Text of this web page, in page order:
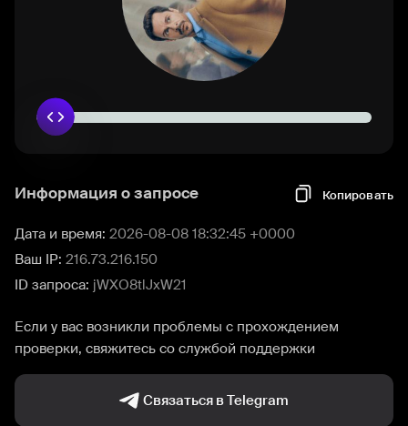
Информация о запросе Копировать
Дата и время: 2026-08-08 18:32:45 +0000
Ваш IP: 216.73.216.150
ID запроса: jWXO8tlJxW21
Если у вас возникли проблемы с прохождением
проверки, свяжитесь со службой поддержки
Связаться в Telegram